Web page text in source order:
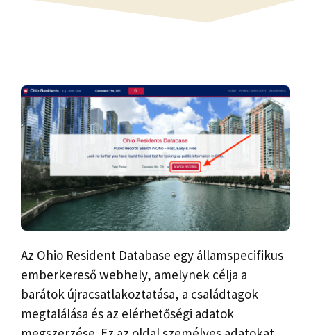
Az Ohio Resident Database egy államspecifikus
emberkereső webhely, amelynek célja a
barátok újracsatlakoztatása, a családtagok
megtalálása és az elérhetőségi adatok